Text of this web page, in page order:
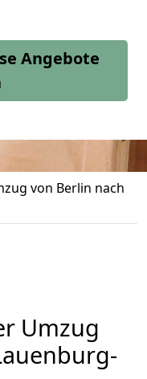
Angebote
von Berlin nach
Umzug